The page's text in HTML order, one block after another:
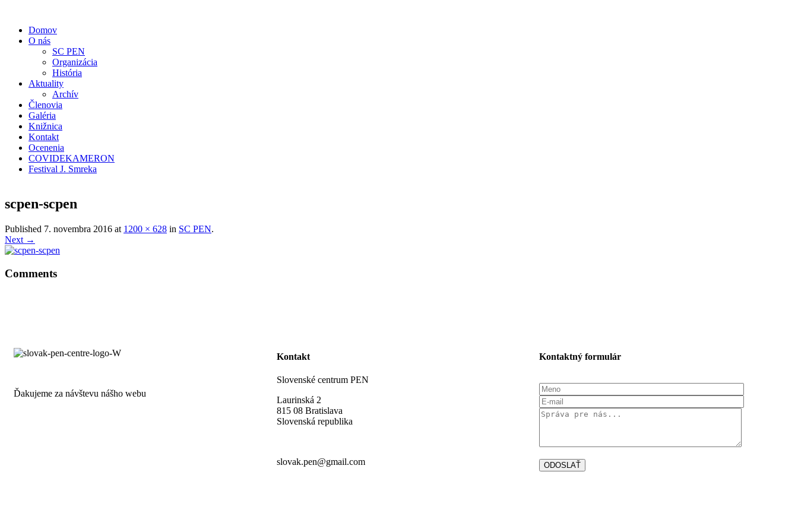
Domov
O nás
SC PEN
Organizácia
História
Aktuality
Archív
Členovia
Galéria
Knižnica
Kontakt
Ocenenia
COVIDEKAMERON
Festival J. Smreka
scpen-scpen
Published 7. novembra 2016 at 1200 × 628 in SC PEN.
Next →
Comments
Ďakujeme za návštevu nášho webu
Kontakt
Slovenské centrum PEN
Laurinská 2
815 08 Bratislava
Slovenská republika
slovak.pen@gmail.com
Kontaktný formulár